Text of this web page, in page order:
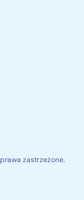
zastrzeżone.